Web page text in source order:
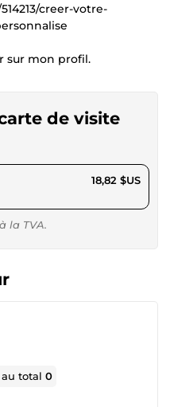
creer-votre-
sur mon profil.
de visite
18,82 $US
la TVA.
au total0